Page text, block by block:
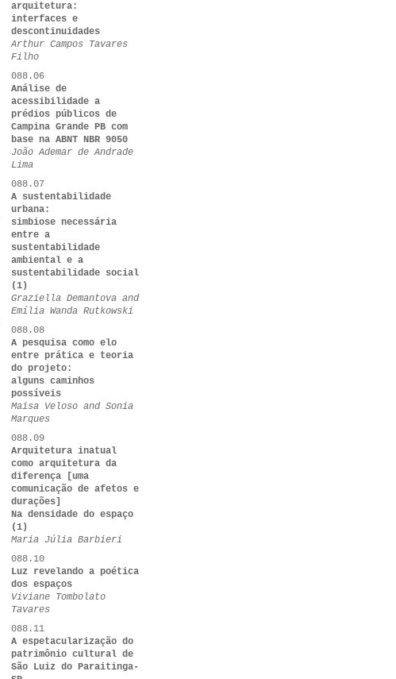
arquitetura:
interfaces e
descontinuidades
Arthur Campos Tavares
Filho
088.06
Análise de
acessibilidade a
prédios públicos de
Campina Grande PB com
base na ABNT NBR 9050
João Ademar de Andrade
Lima
088.07
A sustentabilidade
urbana:
simbiose necessária
entre a
sustentabilidade
ambiental e a
sustentabilidade social
(1)
Graziella Demantova and
Emília Wanda Rutkowski
088.08
A pesquisa como elo
entre prática e teoria
do projeto:
alguns caminhos
possíveis
Maisa Veloso and Sonia
Marques
088.09
Arquitetura inatual
como arquitetura da
diferença [uma
comunicação de afetos e
durações]
Na densidade do espaço
(1)
Maria Júlia Barbieri
088.10
Luz revelando a poética
dos espaços
Viviane Tombolato
Tavares
088.11
A espetacularização do
patrimônio cultural de
São Luiz do Paraitinga-